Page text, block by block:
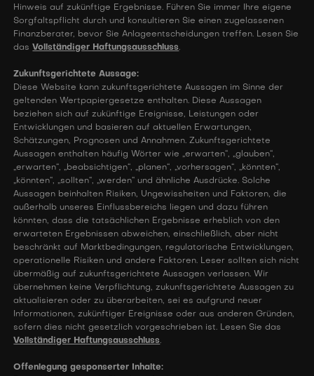
Hinweis auf zukünftige Ergebnisse. Führen Sie immer Ihre eigene
Sorgfaltspflicht durch und konsultieren Sie einen zugelassenen
Finanzberater, bevor Sie Anlageentscheidungen treffen. Lesen Sie
das Vollständiger Haftungsausschluss.
Zukunftsgerichtete Aussage:
Diese Website kann zukunftsgerichtete Aussagen im Sinne der
geltenden Wertpapiergesetze enthalten. Diese Aussagen
beziehen sich auf zukünftige Ereignisse, Leistungen oder
Entwicklungen und basieren auf aktuellen Erwartungen,
Schätzungen, Prognosen und Annahmen. Zukunftsgerichtete
Aussagen enthalten häufig Wörter wie „erwarten“, „glauben“,
„erwarten“, „beabsichtigen“, „planen“, „vorhersagen“, „könnten“,
„könnten“, „sollten“, „werden“ und ähnliche Ausdrücke. Solche
Aussagen beinhalten Risiken, Ungewissheiten und Faktoren, die
außerhalb unseres Einflussbereichs liegen und dazu führen
könnten, dass die tatsächlichen Ergebnisse erheblich von den
erwarteten Ergebnissen abweichen, einschließlich, aber nicht
beschränkt auf Marktbedingungen, regulatorische Entwicklungen,
operationelle Risiken und andere Faktoren. Leser sollten sich nicht
übermäßig auf zukunftsgerichtete Aussagen verlassen. Wir
übernehmen keine Verpflichtung, zukunftsgerichtete Aussagen zu
aktualisieren oder zu überarbeiten, sei es aufgrund neuer
Informationen, zukünftiger Ereignisse oder aus anderen Gründen,
sofern dies nicht gesetzlich vorgeschrieben ist. Lesen Sie das
Vollständiger Haftungsausschluss.
Offenlegung gesponserter Inhalte: